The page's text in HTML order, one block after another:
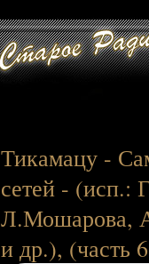
Тикамацу -
сетей - (исп.:
Л.Мошарова,
и др.), (часть